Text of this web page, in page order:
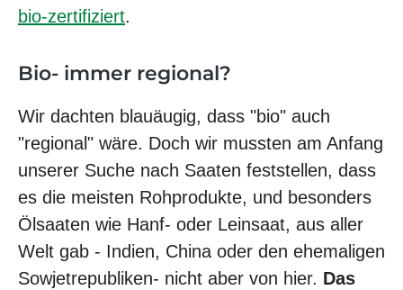
bio-zertifiziert.
Bio- immer regional?
Wir dachten blauäugig, dass "bio" auch
"regional" wäre. Doch wir mussten am Anfang
unserer Suche nach Saaten feststellen, dass
es die meisten Rohprodukte, und besonders
Ölsaaten wie Hanf- oder Leinsaat, aus aller
Welt gab - Indien, China oder den ehemaligen
Sowjetrepubliken- nicht aber von hier. Das